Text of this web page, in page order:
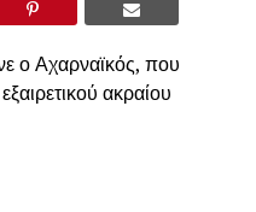
ο Αχαρναϊκός, που
ακραίου